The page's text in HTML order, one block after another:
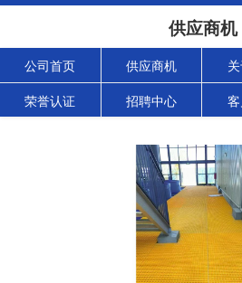
供应商机
公司首页 供应商机
荣誉认证 招聘中心 客